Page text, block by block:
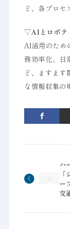
ど、各プロセ
▽AIとロボテ
AI活用のため
務効率化、日
ど、ますま
な情報収集の
ハ
ー
交